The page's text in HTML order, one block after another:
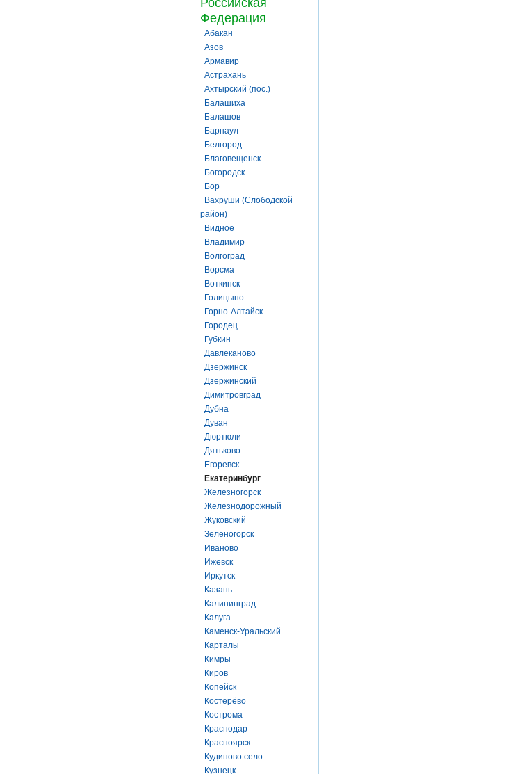
Российская
Федерация
Абакан
Азов
Армавир
Астрахань
Ахтырский (пос.)
Балашиха
Балашов
Барнаул
Белгород
Благовещенск
Богородск
Бор
Вахруши (Слободской
район)
Видное
Владимир
Волгоград
Ворсма
Воткинск
Голицыно
Горно-Алтайск
Городец
Губкин
Давлеканово
Дзержинск
Дзержинский
Димитровград
Дубна
Дуван
Дюртюли
Дятьково
Егоревск
Екатеринбург
Железногорск
Железнодорожный
Жуковский
Зеленогорск
Иваново
Ижевск
Иркутск
Казань
Калининград
Калуга
Каменск-Уральский
Карталы
Кимры
Киров
Копейск
Костерёво
Кострома
Краснодар
Красноярск
Кудиново село
Кузнецк